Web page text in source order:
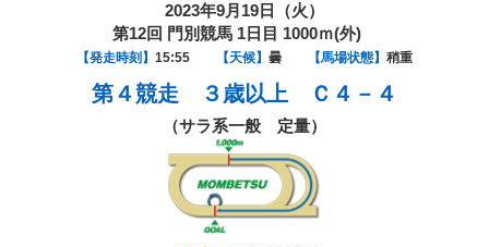
2023年9月19日（火）
第12回 門別競馬 1日目 1000ｍ(外)
【発走時刻】 15:55 【天候】 曇 【馬場状態】 稍重
第４競走 ３歳以上 Ｃ４－４
（サラ系一般 定量）